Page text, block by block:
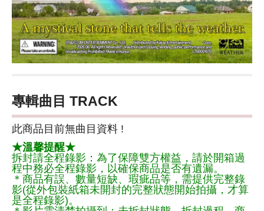
專輯曲目 TRACK
此商品目前無曲目資料 !
★溫馨提醒★
拆封請全程錄影：為了保障雙方權益，請於開箱過
程中務必全程錄影，以確保商品是否有遺漏。
＊商品有誤、數量短缺、瑕疵品等，需提供完整錄
影(從外包裝紙箱未開封的完整狀態開始拍攝，才算
是全程錄影)。